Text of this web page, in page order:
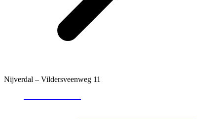
Nijverdal – Vildersveenweg 11